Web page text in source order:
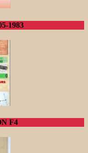
1983
F4